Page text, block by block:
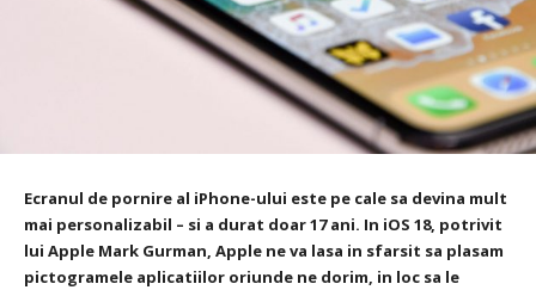
Ecranul de pornire al iPhone-ului este pe cale sa devina mult
mai personalizabil – si a durat doar 17 ani. In iOS 18, potrivit
lui Apple Mark Gurman, Apple ne va lasa in sfarsit sa plasam
pictogramele aplicatiilor oriunde ne dorim, in loc sa le